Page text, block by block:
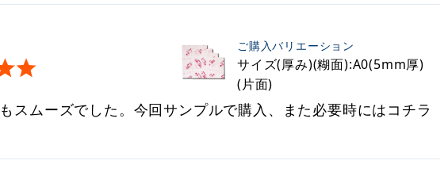
ご購入バリエーション
サイズ(厚み)(糊面):A0(5mm厚)
(片面)
ムーズでした。今回サンプルで購入、また必要時にはコチラ